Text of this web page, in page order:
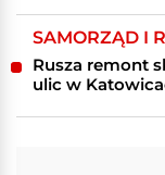
SAMORZĄD I
Rusza remont
ulic w